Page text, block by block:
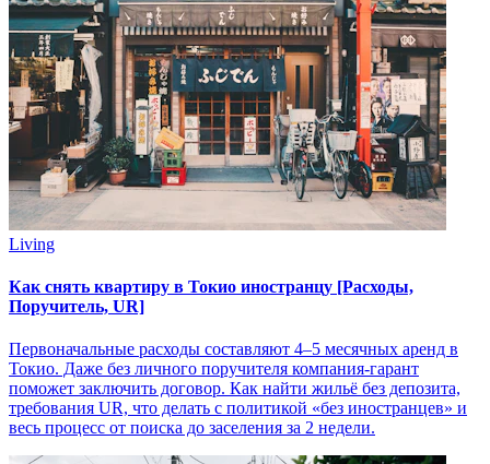
Living
Как снять квартиру в Токио иностранцу [Расходы,
Поручитель, UR]
Первоначальные расходы составляют 4–5 месячных аренд в
Токио. Даже без личного поручителя компания-гарант
поможет заключить договор. Как найти жильё без депозита,
требования UR, что делать с политикой «без иностранцев» и
весь процесс от поиска до заселения за 2 недели.